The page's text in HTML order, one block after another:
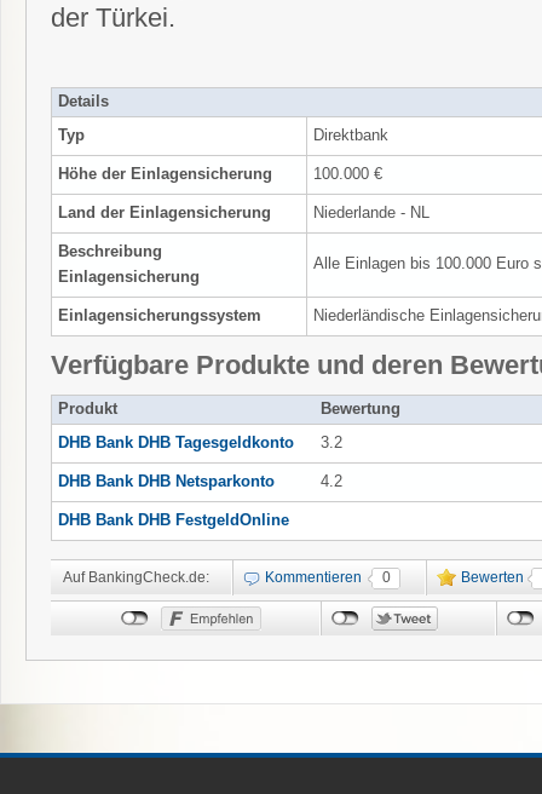
der Türkei.
Details
Typ
Direktbank
Höhe der Einlagensicherung 100.000 €
Land der Einlagensicherung Niederlande - NL
Beschreibung
Einlagensicherung
Alle Einlagen bis 100.000 Euro
Einlagensicherungssystem Niederländische
Verfügbare Produkte und deren
Produkt
Bewertung
DHB Bank DHB Tagesgeldkonto
3.2
DHB Bank DHB Netsparkonto 4.2
DHB Bank DHB FestgeldOnline
Auf BankingCheck.de: Kommentieren 0 Bewerten